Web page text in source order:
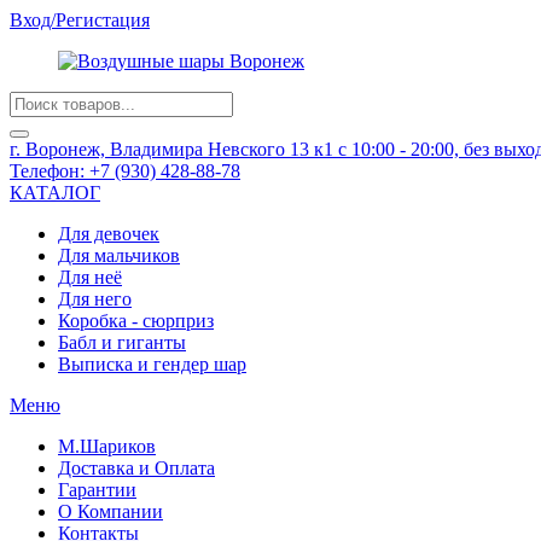
Вход/Регистация
Products
search
г. Воронеж, Владимира Невского 13 к1 с 10:00 - 20:00, без
Телефон: +7 (930) 428-88-78
КАТАЛОГ
Для девочек
Для мальчиков
Для неё
Для него
Коробка - сюрприз
Бабл и гиганты
Выписка и гендер шар
Меню
М.Шариков
Доставка и Оплата
Гарантии
О Компании
Контакты